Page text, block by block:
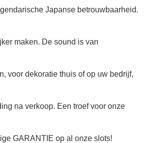
Japanse betrouwbaarheid.
maken. De sound is van
voor dekoratie thuis of op uw bedrijf,
na verkoop. Een troef voor onze
GARANTIE op al onze slots!